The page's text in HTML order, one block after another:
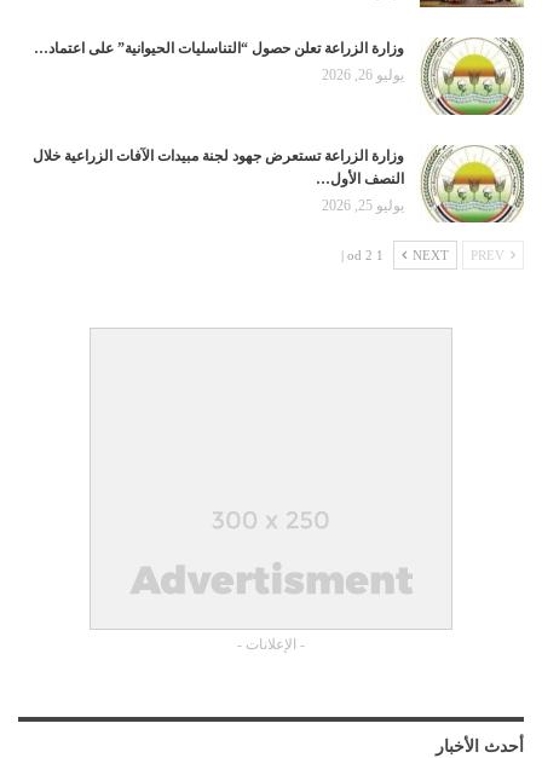
وزارة الزراعة تعلن حصول “التناسليات الحيوانية” على اعتماد…
يوليو 26, 2026
وزارة الزراعة تستعرض جهود لجنة مبيدات الآفات الزراعية خلال
النصف الأول…
يوليو 25, 2026
NEXT
1 od 2 |
- الإعلانات -
أحدث الأخبار